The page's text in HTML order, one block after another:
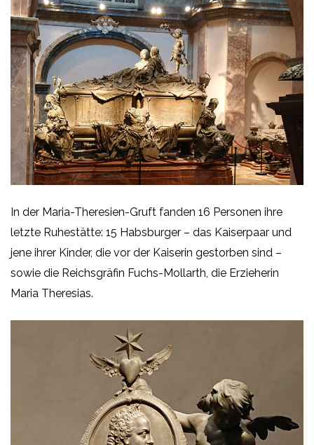
In der Maria-Theresien-Gruft fanden 16 Personen ihre
letzte Ruhestätte: 15 Habsburger – das Kaiserpaar und
jene ihrer Kinder, die vor der Kaiserin gestorben sind –
sowie die Reichsgräfin Fuchs-Mollarth, die Erzieherin
Maria Theresias.